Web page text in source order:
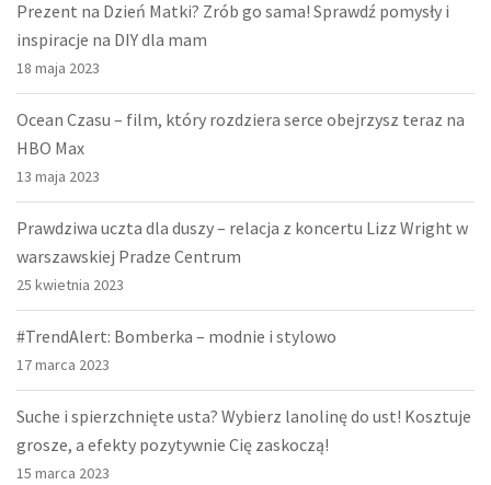
Prezent na Dzień Matki? Zrób go sama! Sprawdź pomysły i
inspiracje na DIY dla mam
18 maja 2023
Ocean Czasu – film, który rozdziera serce obejrzysz teraz na
HBO Max
13 maja 2023
Prawdziwa uczta dla duszy – relacja z koncertu Lizz Wright w
warszawskiej Pradze Centrum
25 kwietnia 2023
#TrendAlert: Bomberka – modnie i stylowo
17 marca 2023
Suche i spierzchnięte usta? Wybierz lanolinę do ust! Kosztuje
grosze, a efekty pozytywnie Cię zaskoczą!
15 marca 2023